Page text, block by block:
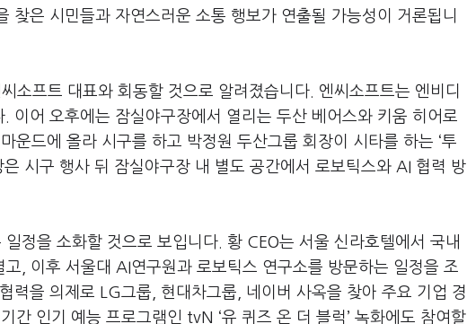
찾은 시민들과 자연스러운 소통 행보가 연출될 가능성이 거론됩니
소프트 대표와 회동할 것으로 알려졌습니다
엔씨소프트는 엔비디
이어 오후에는 잠실야구장에서 열리는 두산 베어스와 키움 히어로
운드에 올라 시구를 하고 박정원 두산그룹 회장이 시타를 하는 ‘투
은 시구 행사 뒤 잠실야구장 내 별도 공간에서 로보틱스와 AI 협력 방
일정을 소화할 것으로 보입니다 황 CEO는 서울 신라호텔에서 국내
고 이후 서울대 AI연구원과 로보틱스 연구소를 방문하는 일정을 조
협력을 의제로 LG그룹 현대차그룹
네이버 사옥을 찾아 주요 기업 경
간 인기 예능 프로그램인 tvN ‘유 퀴즈 온 더 블럭’ 녹화에도 참여할